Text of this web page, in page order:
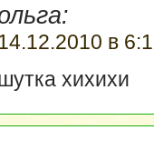
в
хихихи